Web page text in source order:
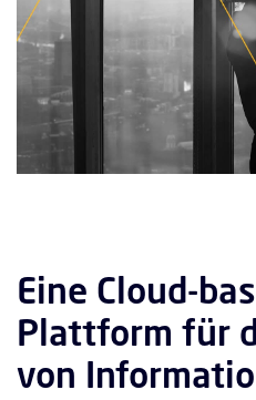
Eine Cloud-
Plattform für
von